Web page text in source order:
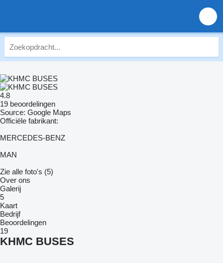
4.8
19 beoordelingen
Source: Google Maps
Officiële fabrikant:
MERCEDES-BENZ
MAN
Zie alle foto's (5)
Over ons
Galerij
5
Kaart
Bedrijf
Beoordelingen
19
KHMC BUSES